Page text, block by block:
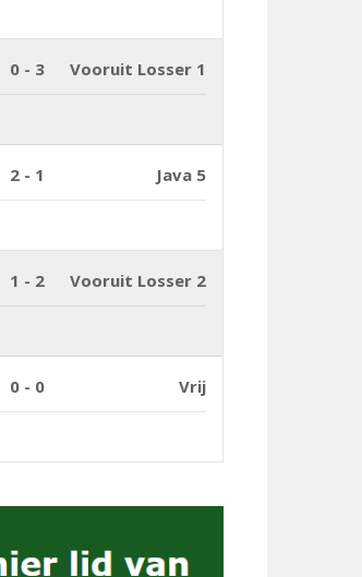
0 - 3 Vooruit Losser 1
2 - 1 Java 5
1 - 2 Vooruit Losser 2
0 - 0 Vrij